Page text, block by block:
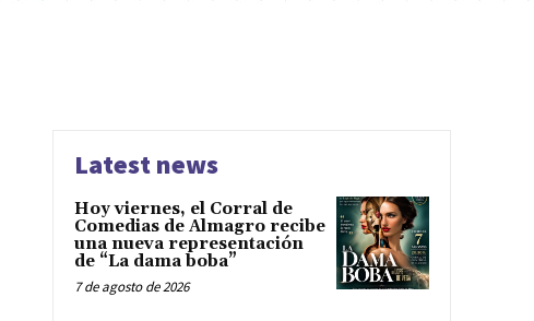
Latest news
Hoy viernes, el Corral de
Comedias de Almagro recibe
una nueva representación
de “La dama boba”
7 de agosto de 2026